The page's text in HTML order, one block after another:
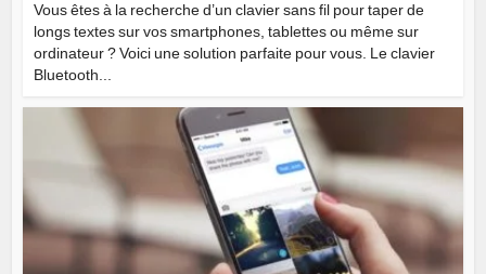
Vous êtes à la recherche d’un clavier sans fil pour taper de
longs textes sur vos smartphones, tablettes ou même sur
ordinateur ? Voici une solution parfaite pour vous. Le clavier
Bluetooth...